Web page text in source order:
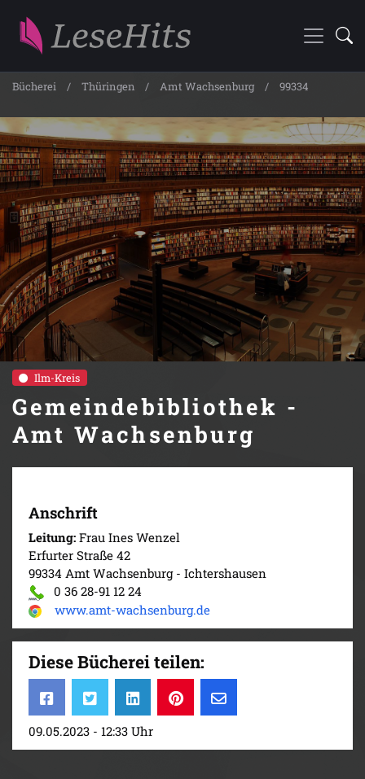
Bücherei Thüringen Amt Wachsenburg 99334
Ilm-Kreis
Gemeindebibliothek -
Amt Wachsenburg
Anschrift
Leitung: Frau Ines Wenzel
Erfurter Straße 42
99334 Amt Wachsenburg - Ichtershausen
0 36 28-91 12 24
www.amt-wachsenburg.de
Diese Bücherei teilen:
09.05.2023 - 12:33 Uhr